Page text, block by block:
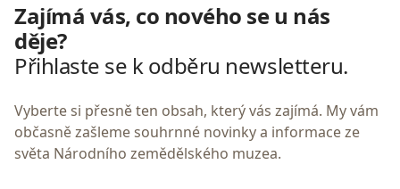
Zajímá vás, co nového se u nás
děje?
Přihlaste se k odběru newsletteru.
Vyberte si přesně ten obsah, který vás zajímá. My vám
občasně zašleme souhrnné novinky a informace ze
světa Národního zemědělského muzea.